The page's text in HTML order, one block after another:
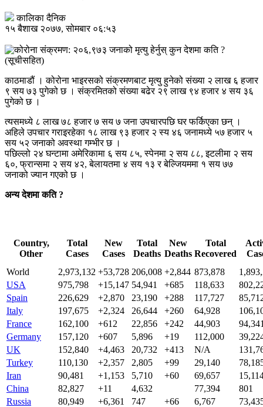
कालिका दैनिक
१५ बैशाख २०७७, सोमबार ०६:५३
काठमाडौं । कोरोना भाइरसको संक्रमणबाट मृत्यु हुनेको संख्या २ लाख ६ हजार
९ सय ७३ पुगेको छ । संक्रमितको संख्या बढेर २९ लाख ९४ हजार ४ सय ३६
पुगेको छ ।
त्यसमध्ये ८ लाख ७८ हजार ७ सय ७ जना उपचारपछि घर फर्किएका छन् ।
अहिले उपचार गराइरहेका १८ लाख ९३ हजार २ स्य ४६ जनामध्ये ५७ हजार ५
सय ५२ जनाको अवस्था गम्भीर छ ।
पछिल्लो २४ घन्टामा अमेरिकामा ६ सय ८५, स्पेनमा २ सय ८८, इटलीमा २ सय
६०, फ्रान्समा २ सय ४२, बेलायतमा ४ सय १३ र बेल्जियममा १ सय ७७
जनाको ज्यान गएको छ ।
अन्य देशमा कति ?
Country,
Other
Total
Cases
New
Cases
Total
Deaths
New
Deaths
Total
Recovered
World
2,973,132 +53,728 206,008 +2,844 873,878
USA
975,798 +15,147 54,941 +685 118,633
Spain
226,629 +2,870 23,190 +288 117,727
Italy
197,675 +2,324 26,644 +260 64,928
France
162,100 +612 22,856 +242 44,903
Germany
157,120 +607 5,896 +19 112,000
UK
152,840 +4,463 20,732 +413 N/A
Turkey
110,130 +2,357 2,805 +99 29,140
Iran
90,481 +1,153 5,710 +60 69,657
China
82,827 +11 4,632 77,394
801
Russia
80,949 +6,361 747 +66 6,767